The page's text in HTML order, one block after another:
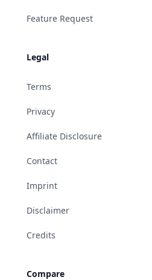
Feature Request
Legal
Terms
Privacy
Affiliate Disclosure
Contact
Imprint
Disclaimer
Credits
Compare